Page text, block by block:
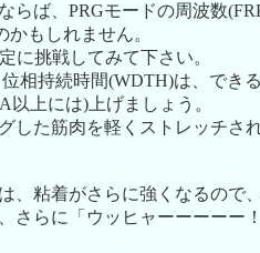
らば、PRGモードの周波数
もしれません。
に挑戦してみて下さい。
相持続時間(WDTH)は、でき
上には)上げましょう。
した筋肉を軽くストレッチさ
、粘着がさらに強くなるので
さらに「ウッヒャーーーーー